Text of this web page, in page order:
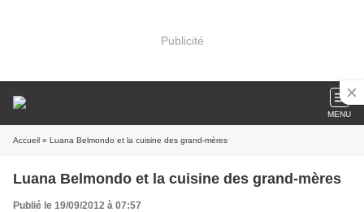
Publicité
MENU
Accueil » Luana Belmondo et la cuisine des grand-mères
Luana Belmondo et la cuisine des grand-mères
Publié le 19/09/2012 à 07:57